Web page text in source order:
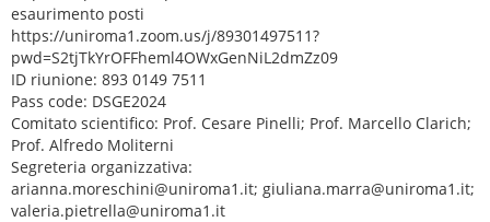
esaurimento posti
https://uniroma1.zoom.us/j/89301497511?
pwd=S2tjTkYrOFFheml4OWxGenNiL2dmZz09
ID riunione: 893 0149 7511
Pass code: DSGE2024
Comitato scientifico: Prof. Cesare Pinelli; Prof. Marcello Clarich;
Prof. Alfredo Moliterni
Segreteria organizzativa:
arianna.moreschini@uniroma1.it; giuliana.marra@uniroma1.it;
valeria.pietrella@uniroma1.it